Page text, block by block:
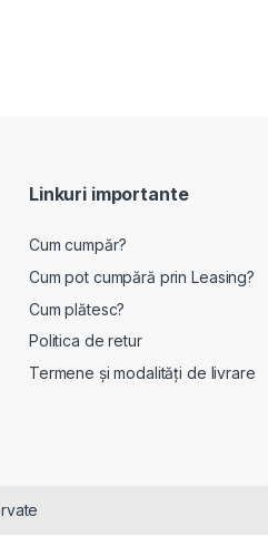
Linkuri importante
Cum cumpăr?
Cum pot cumpără prin Leasing?
Cum plătesc?
Politica de retur
Termene și modalități de livrare